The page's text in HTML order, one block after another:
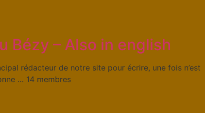
Bézy – Also in english
rédacteur de notre site pour écrire, une fois n’est
… 14 membres